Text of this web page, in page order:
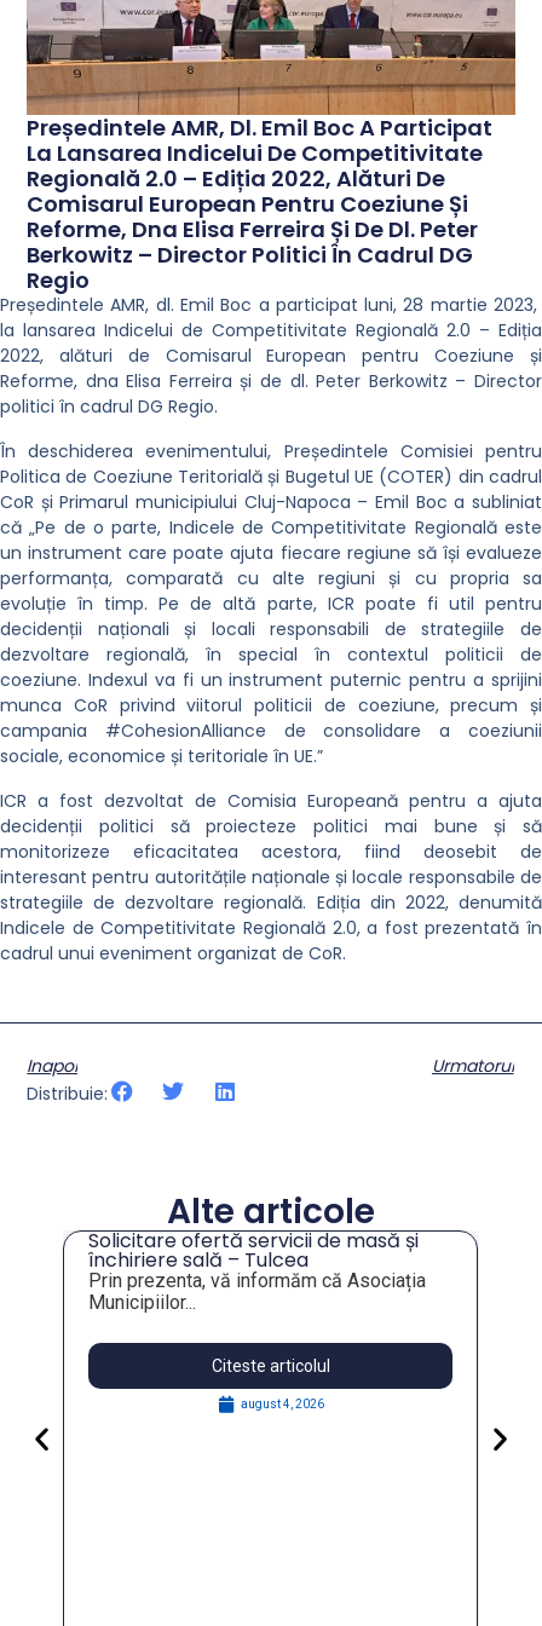
Președintele AMR, Dl. Emil Boc A Participat
La Lansarea Indicelui De Competitivitate
Regională 2.0 – Ediția 2022, Alături De
Comisarul European Pentru Coeziune Și
Reforme, Dna Elisa Ferreira Și De Dl. Peter
Berkowitz – Director Politici În Cadrul DG
Regio
Președintele AMR, dl. Emil Boc a participat luni, 28 martie 2023,
la lansarea Indicelui de Competitivitate Regională 2.0 – Ediția
2022, alături de Comisarul European pentru Coeziune și
Reforme, dna Elisa Ferreira și de dl. Peter Berkowitz – Director
politici în cadrul DG Regio.
În deschiderea evenimentului, Președintele Comisiei pentru
Politica de Coeziune Teritorială și Bugetul UE (COTER) din cadrul
CoR și Primarul municipiului Cluj-Napoca – Emil Boc a subliniat
că „Pe de o parte, Indicele de Competitivitate Regională este
un instrument care poate ajuta fiecare regiune să își evalueze
performanța, comparată cu alte regiuni și cu propria sa
evoluție în timp. Pe de altă parte, ICR poate fi util pentru
decidenții naționali și locali responsabili de strategiile de
dezvoltare regională, în special în contextul politicii de
coeziune. Indexul va fi un instrument puternic pentru a sprijini
munca CoR privind viitorul politicii de coeziune, precum și
campania #CohesionAlliance de consolidare a coeziunii
sociale, economice și teritoriale în UE.”
ICR a fost dezvoltat de Comisia Europeană pentru a ajuta
decidenții politici să proiecteze politici mai bune și să
monitorizeze eficacitatea acestora, fiind deosebit de
interesant pentru autoritățile naționale și locale responsabile de
strategiile de dezvoltare regională. Ediția din 2022, denumită
Indicele de Competitivitate Regională 2.0, a fost prezentată în
cadrul unui eveniment organizat de CoR.
Inapoi
Urmatorul
Distribuie:
Alte articole
Solicitare ofertă servicii de masă și
închiriere sală – Tulcea
Prin prezenta, vă informăm că Asociația
Municipiilor...
Citeste articolul
august 4, 2026